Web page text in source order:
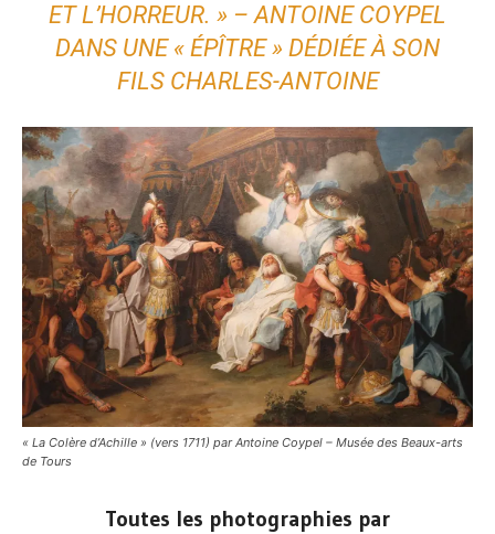
ET L’HORREUR. » – ANTOINE COYPEL
DANS UNE « ÉPÎTRE » DÉDIÉE À SON
FILS CHARLES-ANTOINE
« La Colère d’Achille » (vers 1711) par Antoine Coypel – Musée des Beaux-arts
de Tours
Toutes les photographies par